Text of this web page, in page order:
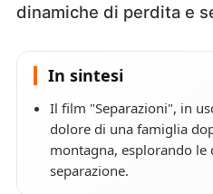
dinamiche di perdita e
In sintesi
Il film "Separazioni", in
dolore di una famiglia
montagna, esplorando
separazione.